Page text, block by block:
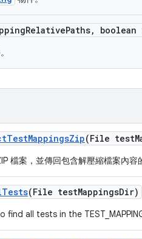
RelativePaths, boolean
TestMappingsZip(File test
檔案，並傳回包含解壓縮檔案內容
Tests(File testMappingsDir)
find all tests in the